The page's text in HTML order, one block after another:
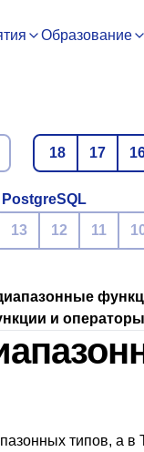
Образование
18
17
PostgreSQL
13 12 11
и операторы
типов, а в